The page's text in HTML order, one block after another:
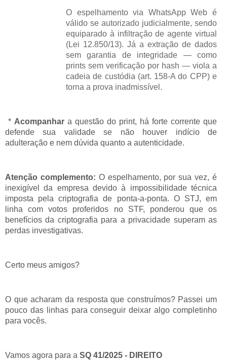
O espelhamento via WhatsApp Web é
válido se autorizado judicialmente, sendo
equiparado à infiltração de agente virtual
(Lei 12.850/13). Já a extração de dados
sem garantia de integridade — como
prints sem verificação por hash — viola a
cadeia de custódia (art. 158-A do CPP) e
torna a prova inadmissível.
* Acompanhar a questão do print, há forte corrente que
defende sua validade se não houver indício de
adulteração e nem dúvida quanto a autenticidade.
Atenção complemento: O espelhamento, por sua vez, é
inexigível da empresa devido à impossibilidade técnica
imposta pela criptografia de ponta-a-ponta. O STJ, em
linha com votos proferidos no STF, ponderou que os
benefícios da criptografia para a privacidade superam as
perdas investigativas.
Certo meus amigos?
O que acharam da resposta que construímos? Passei um
pouco das linhas para conseguir deixar algo completinho
para vocês.
Vamos agora para a SQ 41/2025 - DIREITO